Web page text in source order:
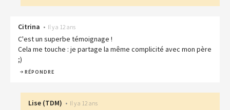
Citrina • Il y a 12 ans
C'est un superbe témoignage !
Cela me touche : je partage la même complicité avec mon père
;)
RÉPONDRE
Lise (TDM) • Il y a 12 ans